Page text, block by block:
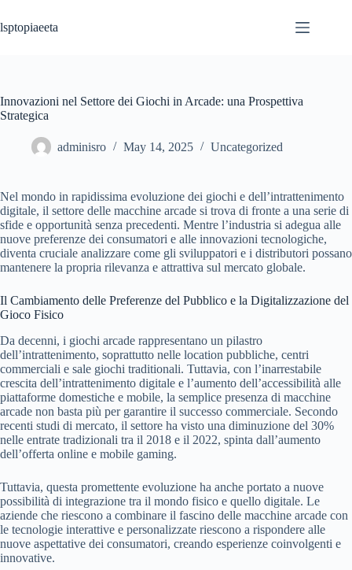
lsptopiaeeta
Innovazioni nel Settore dei Giochi in Arcade: una Prospettiva
Strategica
adminisro May 14, 2025 Uncategorized
Nel mondo in rapidissima evoluzione dei giochi e dell’intrattenimento
digitale, il settore delle macchine arcade si trova di fronte a una serie di
sfide e opportunità senza precedenti. Mentre l’industria si adegua alle
nuove preferenze dei consumatori e alle innovazioni tecnologiche,
diventa cruciale analizzare come gli sviluppatori e i distributori possano
mantenere la propria rilevanza e attrattiva sul mercato globale.
Il Cambiamento delle Preferenze del Pubblico e la Digitalizzazione del
Gioco Fisico
Da decenni, i giochi arcade rappresentano un pilastro
dell’intrattenimento, soprattutto nelle location pubbliche, centri
commerciali e sale giochi traditionali. Tuttavia, con l’inarrestabile
crescita dell’intrattenimento digitale e l’aumento dell’accessibilità alle
piattaforme domestiche e mobile, la semplice presenza di macchine
arcade non basta più per garantire il successo commerciale. Secondo
recenti studi di mercato, il settore ha visto una diminuzione del 30%
nelle entrate tradizionali tra il 2018 e il 2022, spinta dall’aumento
dell’offerta online e mobile gaming.
Tuttavia, questa promettente evoluzione ha anche portato a nuove
possibilità di integrazione tra il mondo fisico e quello digitale. Le
aziende che riescono a combinare il fascino delle macchine arcade con
le tecnologie interattive e personalizzate riescono a rispondere alle
nuove aspettative dei consumatori, creando esperienze coinvolgenti e
innovative.